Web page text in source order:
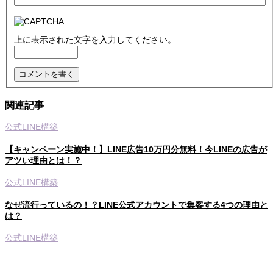
上に表示された文字を入力してください。
関連記事
公式LINE構築
【キャンペーン実施中！】LINE広告10万円分無料！今LINEの広告が
アツい理由とは！？
公式LINE構築
なぜ流行っているの！？LINE公式アカウントで集客する4つの理由と
は？
公式LINE構築